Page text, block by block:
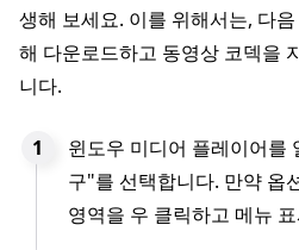
생해 보세요. 이를 위해서는, 다
해 다운로드하고 동영상 코덱을
니다.
윈도우 미디어 플레이어를
구"를 선택합니다. 만약 옵
영역을 우 클릭하고 메뉴